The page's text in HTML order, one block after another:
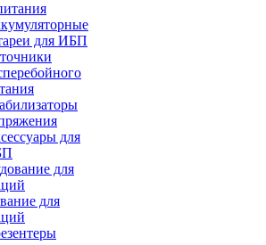
для ИБП
для
для